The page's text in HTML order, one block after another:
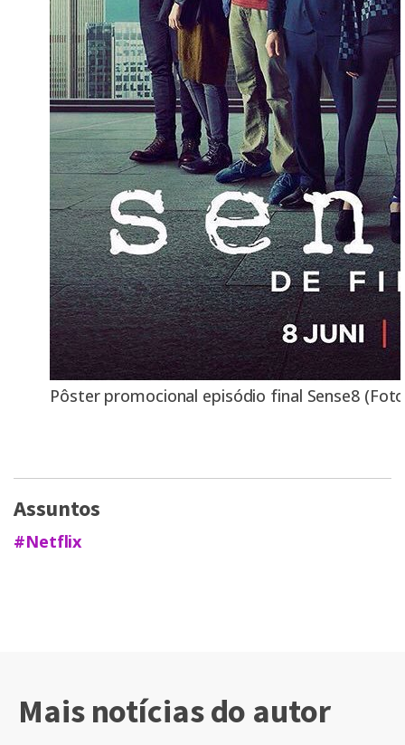
Pôster promocional episódio final Sense8
Assuntos
#Netflix
Mais notícias do autor